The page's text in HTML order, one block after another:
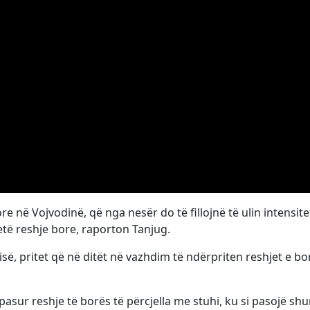
në Vojvodinë, që nga nesër do të fillojnë të ulin
reshje bore, raporton Tanjug.
pritet që në ditët në vazhdim të ndërpriten reshjet e
reshje të borës të përcjella me stuhi, ku si pasojë